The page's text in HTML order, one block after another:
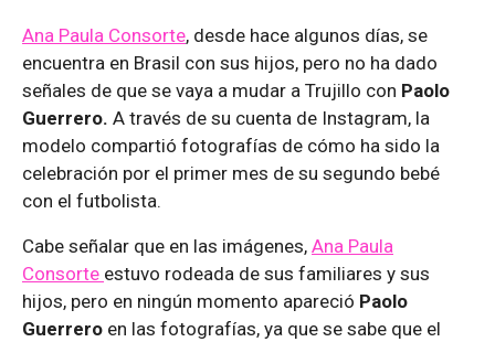
Ana Paula Consorte, desde hace algunos días, se
encuentra en Brasil con sus hijos, pero no ha dado
señales de que se vaya a mudar a Trujillo con Paolo
Guerrero. A través de su cuenta de Instagram, la
modelo compartió fotografías de cómo ha sido la
celebración por el primer mes de su segundo bebé
con el futbolista.
Cabe señalar que en las imágenes, Ana Paula
Consorte estuvo rodeada de sus familiares y sus
hijos, pero en ningún momento apareció Paolo
Guerrero en las fotografías, ya que se sabe que el